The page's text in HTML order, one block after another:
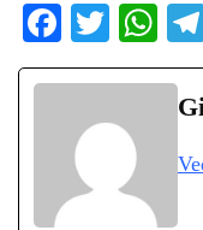
Fa
ce
ok
T
wi
r
W
ha
ts
pp